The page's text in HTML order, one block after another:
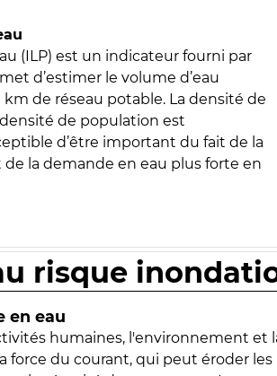
(ILP) est un indicateur fourni par
d’estimer le volume d’eau
de réseau potable. La densité de
de population est
d’être important du fait de la
la demande en eau plus forte en
risque
en eau
humaines, l'environnement et
force du courant, qui peut éroder les